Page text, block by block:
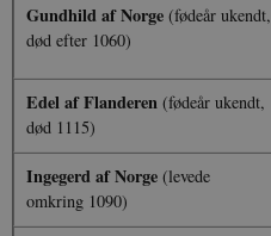
Gundhild af Norge (fødeår ukendt,
død efter 1060)
Edel af Flanderen (fødeår ukendt,
død 1115)
Ingegerd af Norge (levede
omkring 1090)